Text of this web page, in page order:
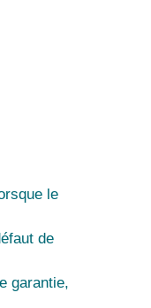
le
de
garantie,